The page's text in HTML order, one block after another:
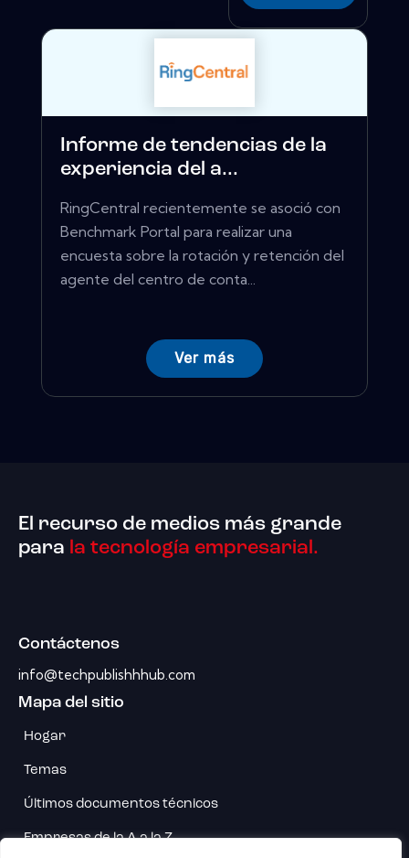
Informe de tendencias de la
experiencia del a...
RingCentral recientemente se asoció con
Benchmark Portal para realizar una
encuesta sobre la rotación y retención del
agente del centro de conta...
Ver más
El recurso de medios más grande
para la tecnología empresarial.
Contáctenos
info@techpublishhhub.com
Mapa del sitio
Hogar
Temas
Últimos documentos técnicos
Empresas de la A a la Z